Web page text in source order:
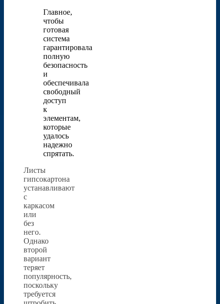
Главное,
чтобы
готовая
система
гарантировала
полную
безопасность
и
обеспечивала
свободный
доступ
к
элементам,
которые
удалось
надежно
спрятать.
Листы
гипсокартона
устанавливают
с
каркасом
или
без
него.
Однако
второй
вариант
теряет
популярность,
поскольку
требуется